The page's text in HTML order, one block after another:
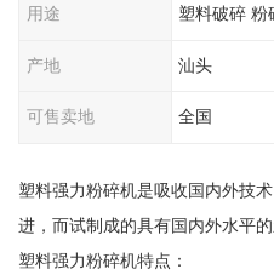
用途 塑料破碎 粉
产地 汕头
可售卖地 全国
塑料强力粉碎机是吸收国内外技
进，而试制成的具有国内外水平的
塑料强力粉碎机特点：